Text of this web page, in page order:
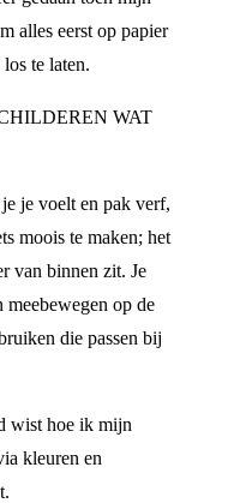
alles eerst op papier
te laten.
WAT
je voelt en pak verf,
moois te maken; het
van binnen zit. Je
op de
die passen bij
wist hoe ik mijn
kleuren en